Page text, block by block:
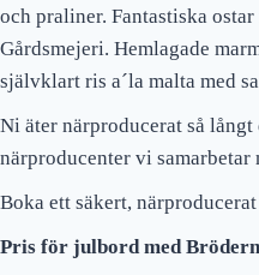
och praliner. Fantastiska
Gårdsmejeri. Hemlagade
självklart ris a´la malta med
Ni äter närproducerat så
närproducenter vi samarbetar
Boka ett säkert, närproducerat
Pris för julbord med